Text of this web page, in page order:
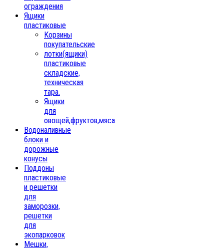
ограждения
Ящики
пластиковые
Корзины
покупательские
лотки(ящики)
пластиковые
складские,
техническая
тара.
Ящики
для
овощей,фруктов,мяса
Водоналивные
блоки и
дорожные
конусы
Поддоны
пластиковые
и решетки
для
заморозки,
решетки
для
экопарковок
Мешки,